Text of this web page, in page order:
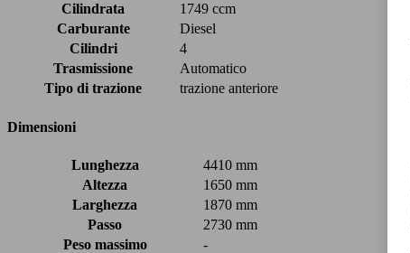
Cilindrata
1749 ccm
Carburante
Diesel
Cilindri
4
Trasmissione
Automatico
Tipo di trazione
trazione anteriore
Dimensioni
Lunghezza
4410 mm
Altezza
1650 mm
Larghezza
1870 mm
Passo
2730 mm
Peso massimo
-